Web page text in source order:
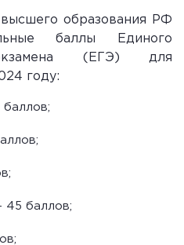
образования РФ
баллы Единого
экзамена (ЕГЭ) для
году:
баллов;
45 баллов;